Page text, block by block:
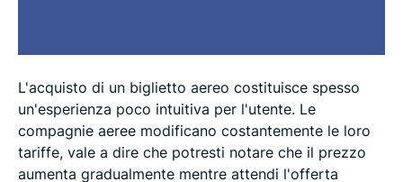
L'acquisto di un biglietto aereo costituisce spesso
un'esperienza poco intuitiva per l'utente. Le
compagnie aeree modificano costantemente le loro
tariffe, vale a dire che potresti notare che il prezzo
aumenta gradualmente mentre attendi l'offerta